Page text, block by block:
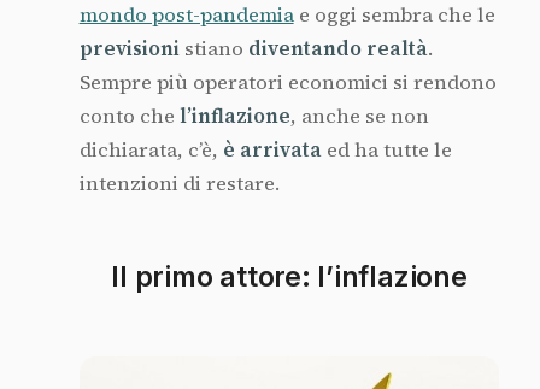
mondo post-pandemiae oggi sembra che le
previsionistiano diventando realtà.
Sempre più operatori economici si rendono
conto che l’inflazione, anche se non
dichiarata, c’è, è arrivataed ha tutte le
intenzioni di restare.
Il primo attore: l’inflazione